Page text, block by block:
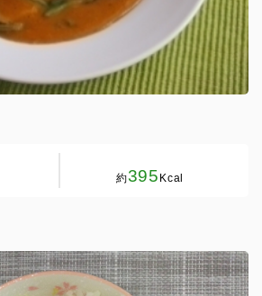
約395 Kcal